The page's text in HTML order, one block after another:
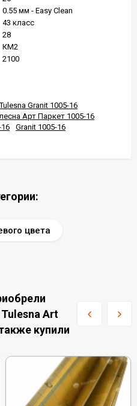
0.55 мм - Easy Clean
43 класс
28
КМ2
2100
Granit 1005-16
Арт Паркет 1005-16
Granit 1005-16
цвета
Art
купили